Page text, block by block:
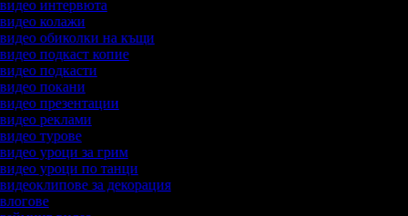
видео интервюта
колажи
видео обиколки на къщи
подкаст копие
подкасти
покани
презентации
реклами
турове
видео уроци за грим
видео уроци по танци
за декорация